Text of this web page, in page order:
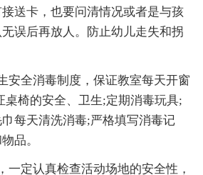
送卡，也要问清情况或者是与孩
误后再放人。防止幼儿走失和拐
全消毒制度，保证教室每天开窗
桌椅的安全、卫生;定期消毒玩具;
每天清洗消毒;严格填写消毒记
品。
定认真检查活动场地的安全性，